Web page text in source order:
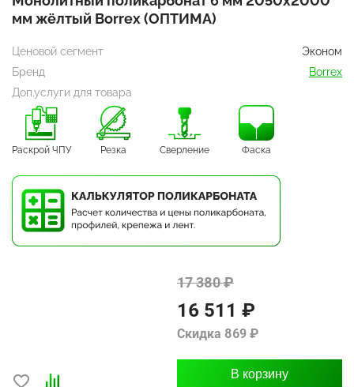
мм жёлтый Borrex (ОПТИМА)
Ценовой сегмент
Эконом
Бренд
Borrex
Доп.услуги для товара
Раскрой ЧПУ Резка Сверление Фаска
17 380 ₽
16 511 ₽
Скидка 869 ₽
В корзину